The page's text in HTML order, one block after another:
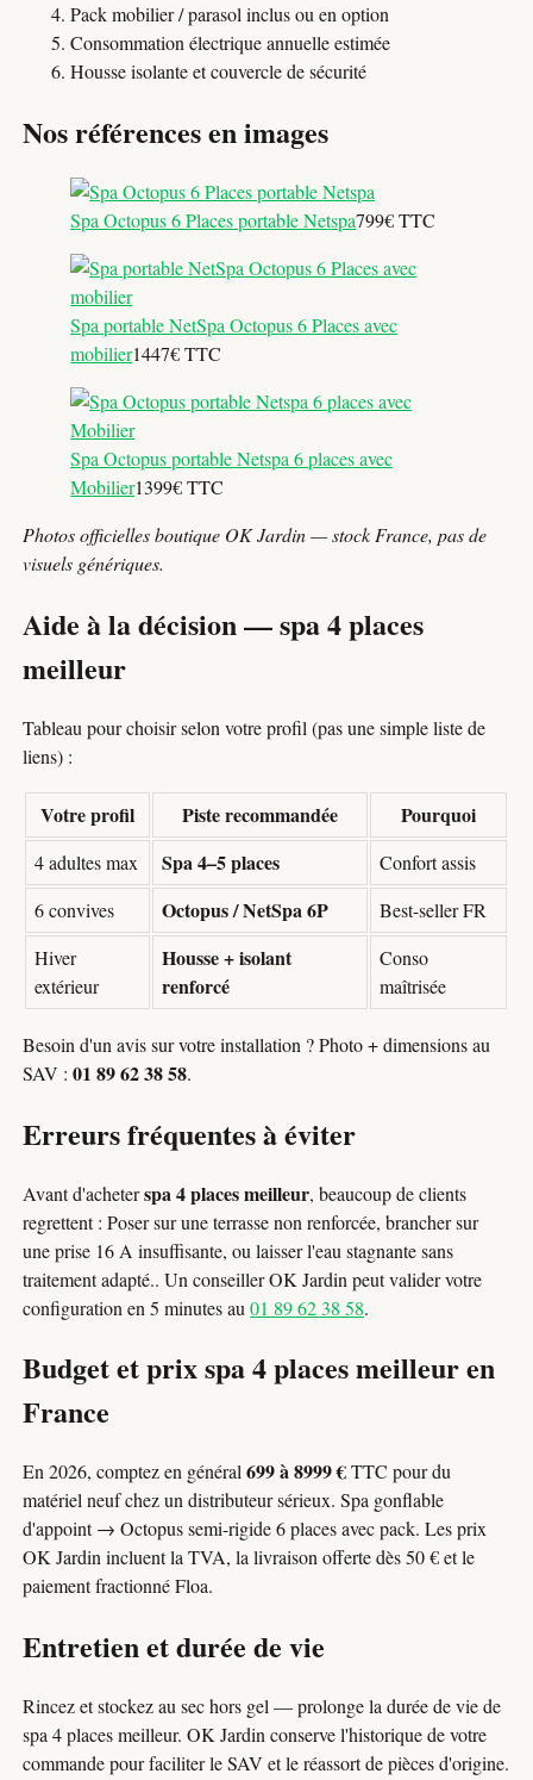
Pack mobilier / parasol inclus ou en option
Consommation électrique annuelle estimée
Housse isolante et couvercle de sécurité
Nos références en images
Spa Octopus 6 Places portable Netspa799€ TTC
Spa portable NetSpa Octopus 6 Places avec
mobilier1447€ TTC
Spa Octopus portable Netspa 6 places avec
Mobilier1399€ TTC
Photos officielles boutique OK Jardin — stock France, pas de
visuels génériques.
Aide à la décision — spa 4 places
meilleur
Tableau pour choisir selon votre profil (pas une simple liste de
liens) :
Votre profil Piste recommandée Pourquoi
4 adultes max Spa 4–5 places
Confort assis
6 convives
Octopus / NetSpa 6P
Best-seller FR
Hiver
extérieur
Housse + isolant
renforcé
Conso
maîtrisée
Besoin d'un avis sur votre installation ? Photo + dimensions au
SAV :01 89 62 38 58.
Erreurs fréquentes à éviter
Avant d'acheterspa 4 places meilleur, beaucoup de clients
regrettent : Poser sur une terrasse non renforcée, brancher sur
une prise 16 A insuffisante, ou laisser l'eau stagnante sans
traitement adapté.. Un conseiller OK Jardin peut valider votre
configuration en 5 minutes au01 89 62 38 58.
Budget et prix spa 4 places meilleur en
France
En 2026, comptez en général699 à 8999 €TTC pour du
matériel neuf chez un distributeur sérieux. Spa gonflable
d'appoint → Octopus semi-rigide 6 places avec pack. Les prix
OK Jardin incluent la TVA, la livraison offerte dès 50 € et le
paiement fractionné Floa.
Entretien et durée de vie
Rincez et stockez au sec hors gel — prolonge la durée de vie de
spa 4 places meilleur. OK Jardin conserve l'historique de votre
commande pour faciliter le SAV et le réassort de pièces d'origine.